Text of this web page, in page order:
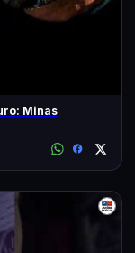
Minas